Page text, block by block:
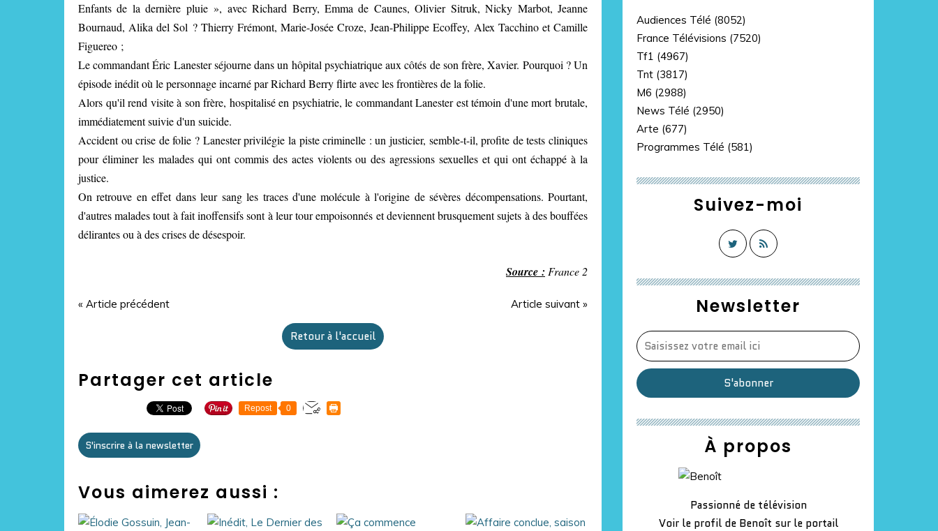
Enfants de la dernière pluie », avec Richard Berry, Emma de Caunes, Olivier Sitruk, Nicky Marbot, Jeanne
Bournaud, Alika del Sol ? Thierry Frémont, Marie-Josée Croze, Jean-Philippe Ecoffey, Alex Tacchino et Camille
Figuereo ;
Le commandant Éric Lanester séjourne dans un hôpital psychiatrique aux côtés de son frère, Xavier. Pourquoi ? Un
épisode inédit où le personnage incarné par Richard Berry flirte avec les frontières de la folie.
Alors qu'il rend visite à son frère, hospitalisé en psychiatrie, le commandant Lanester est témoin d'une mort brutale,
immédiatement suivie d'un suicide.
Accident ou crise de folie ? Lanester privilégie la piste criminelle : un justicier, semble-t-il, profite de tests cliniques
pour éliminer les malades qui ont commis des actes violents ou des agressions sexuelles et qui ont échappé à la
justice.
On retrouve en effet dans leur sang les traces d'une molécule à l'origine de sévères décompensations. Pourtant,
d'autres malades tout à fait inoffensifs sont à leur tour empoisonnés et deviennent brusquement sujets à des bouffées
délirantes ou à des crises de désespoir.
Source : France 2
« Article précédent Article suivant »
Retour à l'accueil
Partager cet article
Repost 0
S'inscrire à la newsletter
Vous aimerez aussi :
Newsletter
Audiences Télé (8052)
France Télévisions (7520)
Tf1 (4967)
Tnt (3817)
M6 (2988)
News Télé (2950)
Arte (677)
Programmes Télé (581)
Suivez-moi
À propos
Passionné de télévision
Voir le profil de Benoît sur le portail